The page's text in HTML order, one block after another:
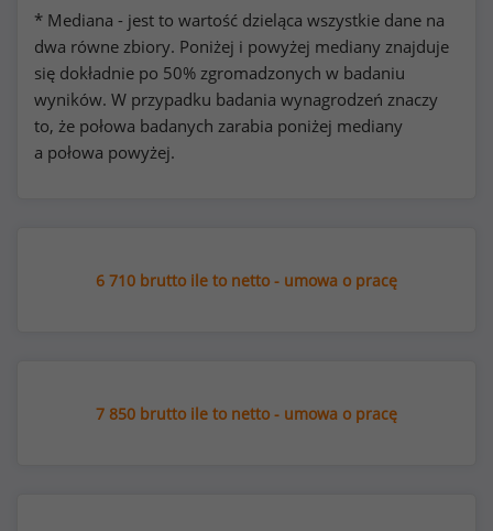
* Mediana - jest to wartość dzieląca wszystkie dane na
dwa równe zbiory. Poniżej i powyżej mediany znajduje
się dokładnie po 50% zgromadzonych w badaniu
wyników. W przypadku badania wynagrodzeń znaczy
to, że połowa badanych zarabia poniżej mediany
a połowa powyżej.
6 710 brutto ile to netto - umowa o pracę
7 850 brutto ile to netto - umowa o pracę